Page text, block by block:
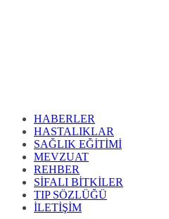
HABERLER
HASTALIKLAR
SAĞLIK EĞİTİMİ
MEVZUAT
REHBER
SİFALI BİTKİLER
TIP SÖZLÜĞÜ
İLETİŞİM